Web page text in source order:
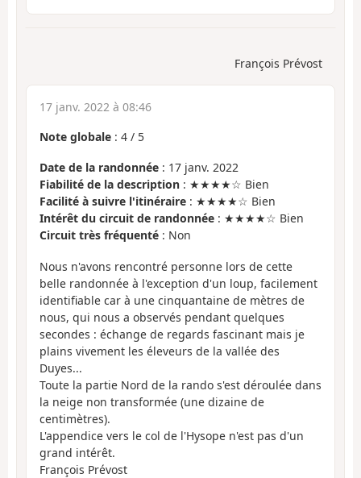
François Prévost
17 janv. 2022 à 08:46
Note globale : 4 / 5
Date de la randonnée : 17 janv. 2022
Fiabilité de la description : ★★★★☆ Bien
Facilité à suivre l'itinéraire : ★★★★☆ Bien
Intérêt du circuit de randonnée : ★★★★☆ Bien
Circuit très fréquenté : Non
Nous n'avons rencontré personne lors de cette
belle randonnée à l'exception d'un loup, facilement
identifiable car à une cinquantaine de mètres de
nous, qui nous a observés pendant quelques
secondes : échange de regards fascinant mais je
plains vivement les éleveurs de la vallée des
Duyes...
Toute la partie Nord de la rando s'est déroulée dans
la neige non transformée (une dizaine de
centimètres).
L'appendice vers le col de l'Hysope n'est pas d'un
grand intérêt.
François Prévost